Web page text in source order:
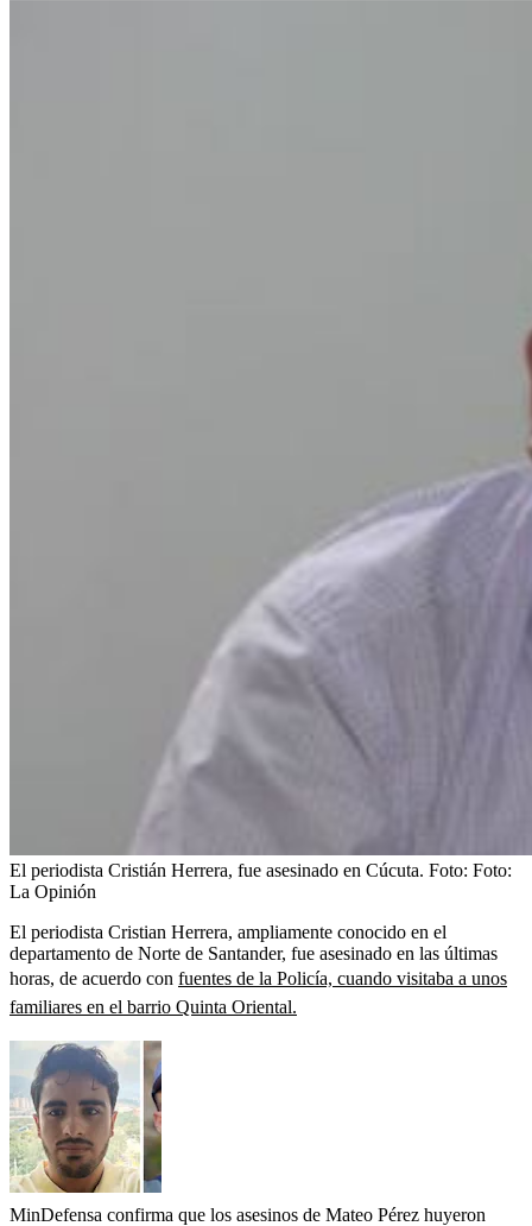
El periodista Cristián Herrera, fue asesinado en Cúcuta. Foto: Foto:
La Opinión
El periodista Cristian Herrera, ampliamente conocido en el
departamento de Norte de Santander, fue asesinado en las últimas
horas, de acuerdo con fuentes de la Policía, cuando visitaba a unos
familiares en el barrio Quinta Oriental.
MinDefensa confirma que los asesinos de Mateo Pérez huyeron